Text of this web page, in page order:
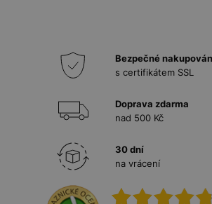
Bezpečné
s certifikátem SSL
Doprava zdarma
nad 500 Kč
30 dní
na vrácení